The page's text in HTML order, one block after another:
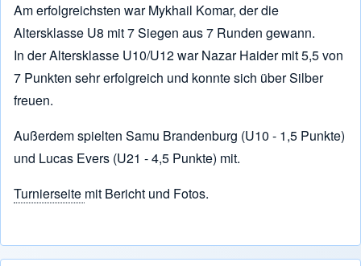
Am erfolgreichsten war Mykhail Komar, der die
Altersklasse U8 mit 7 Siegen aus 7 Runden gewann.
In der Altersklasse U10/U12 war Nazar Haider mit 5,5 von
7 Punkten sehr erfolgreich und konnte sich über Silber
freuen.
Außerdem spielten Samu Brandenburg (U10 - 1,5 Punkte)
und Lucas Evers (U21 - 4,5 Punkte) mit.
Turnierseite mit Bericht und Fotos.